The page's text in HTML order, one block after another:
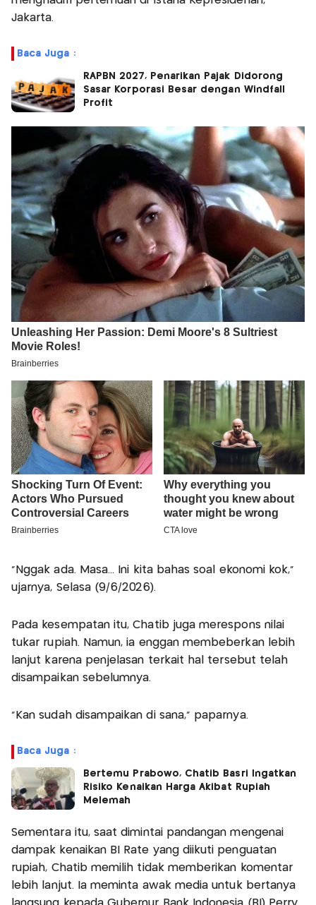
Jakarta.
Baca Juga :
RAPBN 2027, Penarikan Pajak Didorong
Sasar Korporasi Besar dengan Windfall
Profit
"Nggak ada. Masa... Ini kita bahas soal ekonomi kok,"
ujarnya, Selasa (9/6/2026).
Pada kesempatan itu, Chatib juga merespons nilai
tukar rupiah. Namun, ia enggan membeberkan lebih
lanjut karena penjelasan terkait hal tersebut telah
disampaikan sebelumnya.
"Kan sudah disampaikan di sana," paparnya.
Baca Juga :
Bertemu Prabowo, Chatib Basri Ingatkan
Risiko Kenaikan Harga Akibat Rupiah
Melemah
Sementara itu, saat dimintai pandangan mengenai
dampak kenaikan BI Rate yang diikuti penguatan
rupiah, Chatib memilih tidak memberikan komentar
lebih lanjut. Ia meminta awak media untuk bertanya